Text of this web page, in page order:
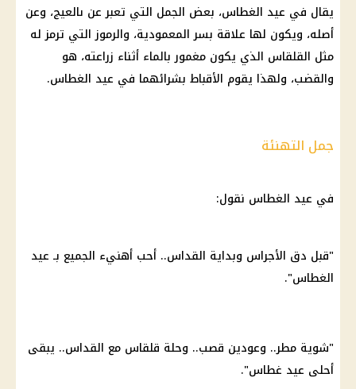
يقال في عيد الغطاس، بعض الجمل التي تعبر عن ىالعيج، وعن
أصله، ويكون لها علاقة بسر المعمودية، والرموز التي ترمز له
مثل القلقاس الذي يكون مغمور بالماء أثناء زراعته، هو
والقضب، ولهذا يقوم الأقباط بشرائهما في عيد الغطاس.
جمل التهنئة
في عيد الغطاس نقول:
"قبل دق الأجراس وبداية القداس.. أحب أهنيء الجميع بـ عيد
الغطاس".
"شوية مطر.. وعودين قصب.. وحلة قلقاس مع القداس.. يبقى
أحلى عيد غطاس".